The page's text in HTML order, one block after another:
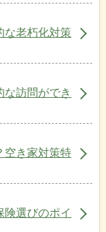
な老朽化対策
な訪問ができ
空き家対策特
険選びのポイ